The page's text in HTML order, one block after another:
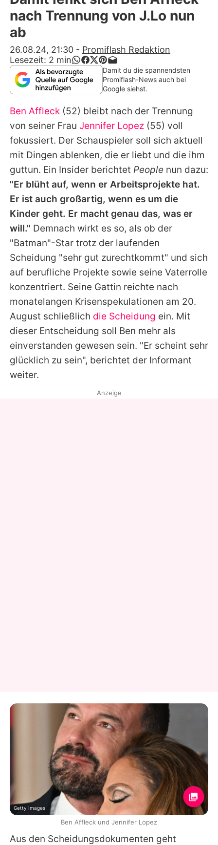
Alle Themen auf Promiflash
Jobs
App runterladen
Team
Redaktionelle Richtlinien
Impressum
Datenschutzerklärung
Nutzungsbedingungen
Utiq verwalten
nach Trennung von J.Lo nun
ab
26.08.24, 21:30 - Promiflash Redaktion
Lesezeit: 2 min
Damit du die spannendsten
Promiflash-News auch bei
Google siehst.
Ben Affleck (52) bleibt nach der Trennung
von seiner Frau Jennifer Lopez (55) voll
fokussiert. Der Schauspieler soll sich aktuell
mit Dingen ablenken, die er liebt und die ihm
guttun. Ein Insider berichtet People nun dazu:
"Er blüht auf, wenn er Arbeitsprojekte hat.
Er ist auch großartig, wenn es um die
Kinder geht. Er macht genau das, was er
will." Demnach wirkt es so, als ob der
"Batman"-Star trotz der laufenden
Scheidung "sehr gut zurechtkommt" und sich
auf berufliche Projekte sowie seine Vaterrolle
konzentriert. Seine Gattin reichte nach
monatelangen Krisenspekulationen am 20.
August schließlich die Scheidung ein. Mit
dieser Entscheidung soll Ben mehr als
einverstanden gewesen sein. "Er scheint sehr
glücklich zu sein", berichtet der Informant
weiter.
Aus den Scheidungsdokumenten geht
Anzeige
Getty Images
Ben Affleck und Jennifer Lopez